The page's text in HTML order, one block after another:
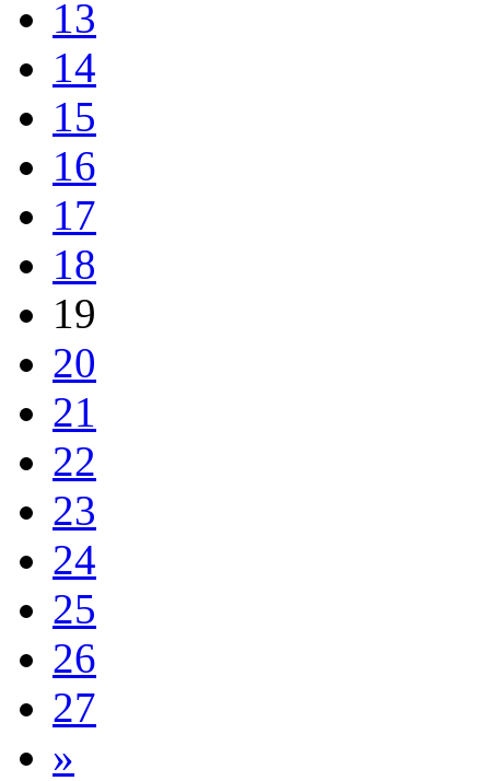
13
14
15
16
17
18
19
20
21
22
23
24
25
26
27
»